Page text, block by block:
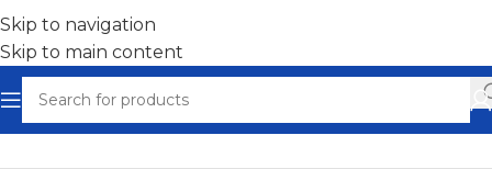
Skip to navigation
Skip to main content
Home/Compresoare aer ieftine - Ocazii